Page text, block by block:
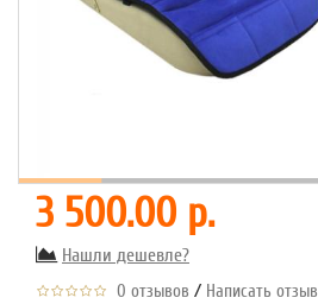
3 500.00 р.
Нашли дешевле?
0 отзывов / Написать отзыв